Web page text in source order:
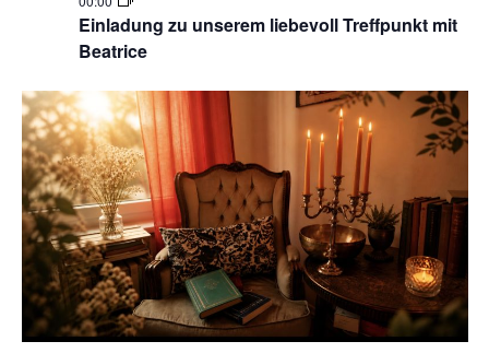
Einladung zu unserem liebevoll Treffpunkt mit
Beatrice